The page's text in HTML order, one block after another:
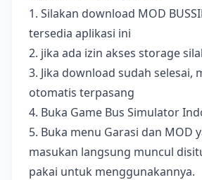
1. Silakan download MOD
tersedia aplikasi ini
2. jika ada izin akses storage
3. Jika download sudah selesai,
otomatis terpasang
4. Buka Game Bus Simulator
5. Buka menu Garasi dan MOD
masukan langsung muncul
pakai untuk menggunakannya.